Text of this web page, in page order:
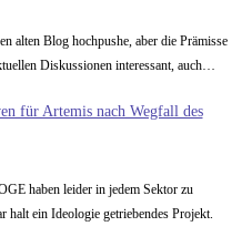
alten Blog hochpushe, aber die Prämisse
Diskussionen interessant, auch…
für Artemis nach Wegfall des
haben leider in jedem Sektor zu
halt ein Ideologie getriebendes Projekt.